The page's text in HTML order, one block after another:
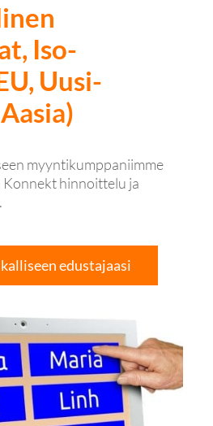
Iso-
Uusi-
myyntikumppaniimme
Konnekt hinnoittelu ja
edustajaasi